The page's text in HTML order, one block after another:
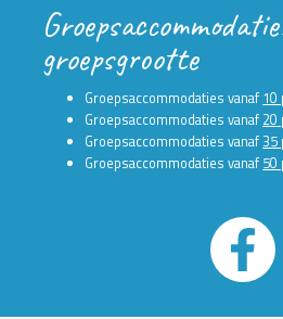
groepsgrootte
Groepsaccommodaties vanaf 10
Groepsaccommodaties vanaf 20
Groepsaccommodaties vanaf35
Groepsaccommodaties vanaf 50